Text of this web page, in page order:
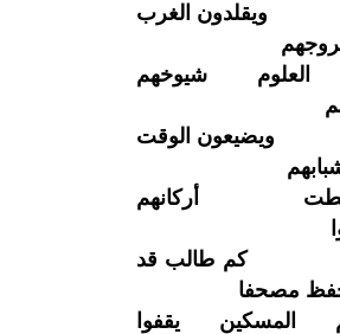
الغرب
شيوخهم
الوقت
أركانهم
طالب قد
مصحفا
المسكين يقفوا